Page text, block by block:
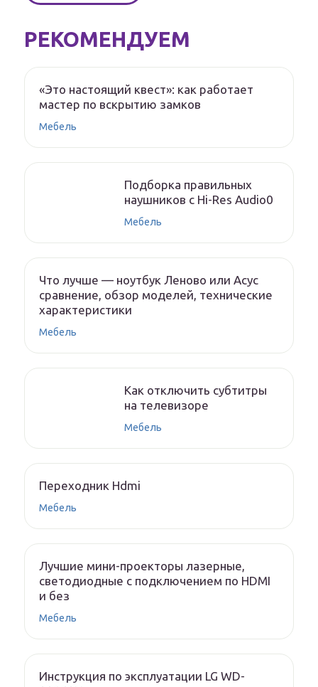
РЕКОМЕНДУЕМ
«Это настоящий квест»: как работает
мастер по вскрытию замков
Мебель
Подборка правильных
наушников с Hi-Res Audio0
Мебель
Что лучше — ноутбук Леново или Асус
сравнение, обзор моделей, технические
характеристики
Мебель
Как отключить субтитры
на телевизоре
Мебель
Переходник Hdmi
Мебель
Лучшие мини-проекторы лазерные,
светодиодные с подключением по HDMI
и без
Мебель
Инструкция по эксплуатации LG WD-